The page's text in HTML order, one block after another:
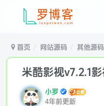
首页 网站源码 其他源码
米酷影视v7.2.1
小罗
4年前更新